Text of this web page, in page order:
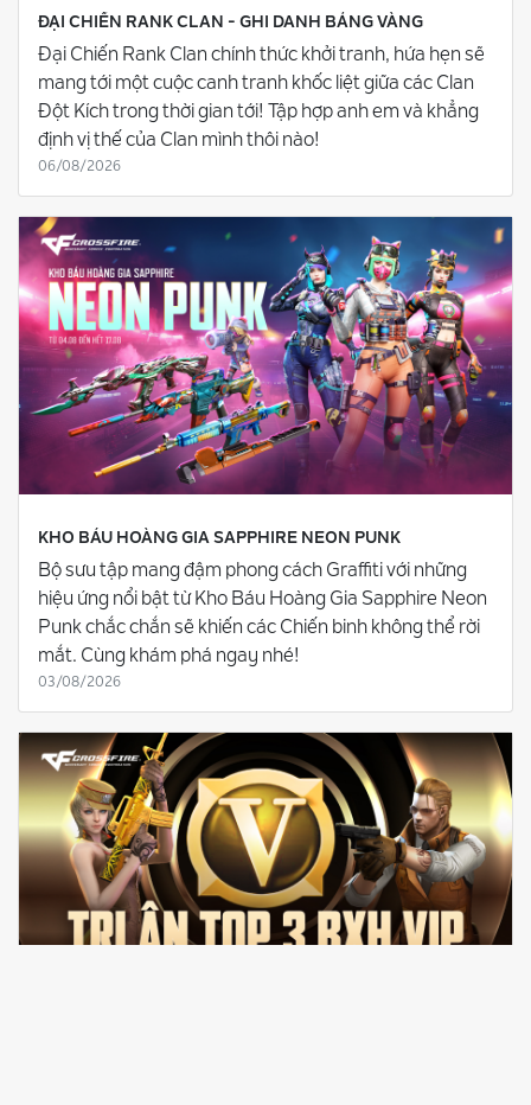
ĐẠI CHIẾN RANK CLAN - GHI DANH BẢNG VÀNG
Đại Chiến Rank Clan chính thức khởi tranh, hứa hẹn sẽ
mang tới một cuộc canh tranh khốc liệt giữa các Clan
Đột Kích trong thời gian tới! Tập hợp anh em và khẳng
định vị thế của Clan mình thôi nào!
06/08/2026
KHO BÁU HOÀNG GIA SAPPHIRE NEON PUNK
Bộ sưu tập mang đậm phong cách Graffiti với những
hiệu ứng nổi bật từ Kho Báu Hoàng Gia Sapphire Neon
Punk chắc chắn sẽ khiến các Chiến binh không thể rời
mắt. Cùng khám phá ngay nhé!
03/08/2026